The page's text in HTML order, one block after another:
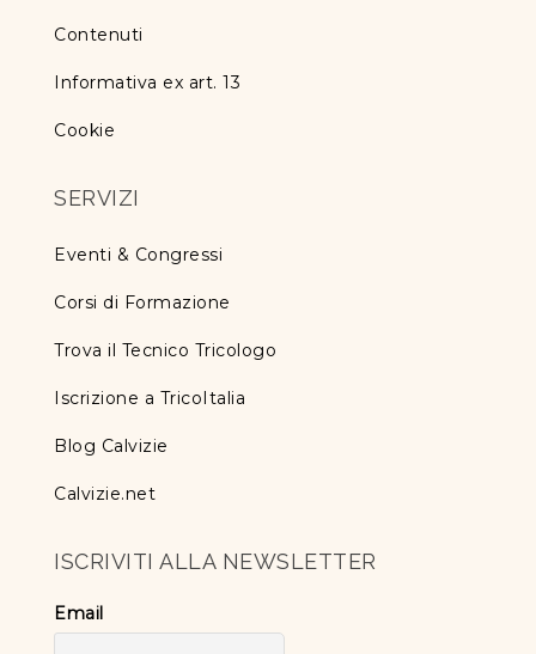
Contenuti
Informativa ex art. 13
Cookie
SERVIZI
Eventi & Congressi
Corsi di Formazione
Trova il Tecnico Tricologo
Iscrizione a TricoItalia
Blog Calvizie
Calvizie.net
ISCRIVITI ALLA NEWSLETTER
Email